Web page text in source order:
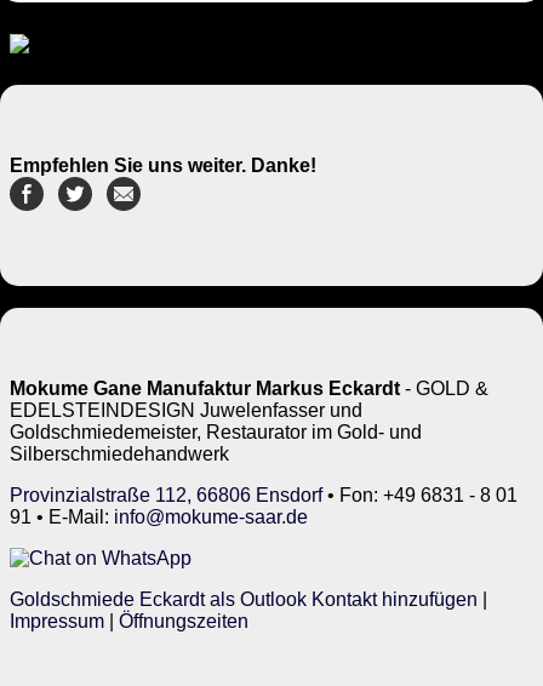
Empfehlen Sie uns weiter. Danke!
Mokume Gane Manufaktur Markus Eckardt - GOLD &
EDELSTEINDESIGN Juwelenfasser und
Goldschmiedemeister, Restaurator im Gold- und
Silberschmiedehandwerk
Provinzialstraße 112, 66806 Ensdorf• Fon: +49 6831 - 8 01
91 • E-Mail: info@mokume-saar.de
Goldschmiede Eckardt als Outlook Kontakt hinzufügen
Impressum
Öffnungszeiten